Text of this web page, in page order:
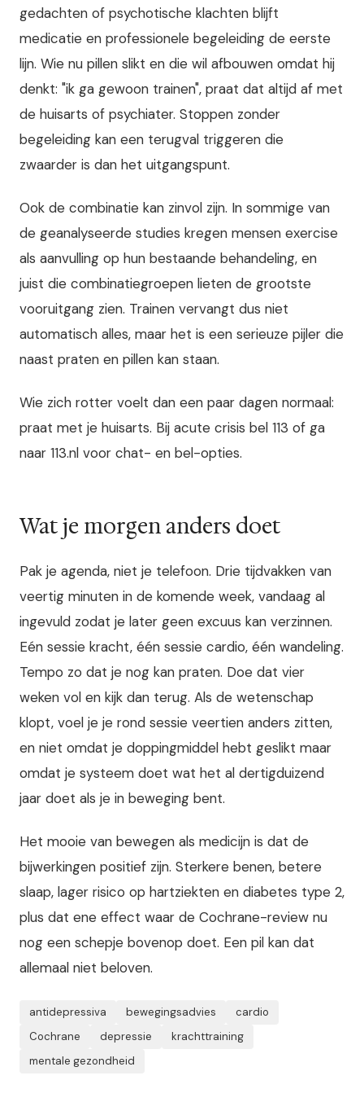
gedachten of psychotische klachten blijft
medicatie en professionele begeleiding de eerste
lijn. Wie nu pillen slikt en die wil afbouwen omdat hij
denkt: "ik ga gewoon trainen", praat dat altijd af met
de huisarts of psychiater. Stoppen zonder
begeleiding kan een terugval triggeren die
zwaarder is dan het uitgangspunt.
Ook de combinatie kan zinvol zijn. In sommige van
de geanalyseerde studies kregen mensen exercise
als aanvulling op hun bestaande behandeling, en
juist die combinatiegroepen lieten de grootste
vooruitgang zien. Trainen vervangt dus niet
automatisch alles, maar het is een serieuze pijler die
naast praten en pillen kan staan.
Wie zich rotter voelt dan een paar dagen normaal:
praat met je huisarts. Bij acute crisis bel 113 of ga
naar 113.nl voor chat- en bel-opties.
Wat je morgen anders doet
Pak je agenda, niet je telefoon. Drie tijdvakken van
veertig minuten in de komende week, vandaag al
ingevuld zodat je later geen excuus kan verzinnen.
Eén sessie kracht, één sessie cardio, één wandeling.
Tempo zo dat je nog kan praten. Doe dat vier
weken vol en kijk dan terug. Als de wetenschap
klopt, voel je je rond sessie veertien anders zitten,
en niet omdat je doppingmiddel hebt geslikt maar
omdat je systeem doet wat het al dertigduizend
jaar doet als je in beweging bent.
Het mooie van bewegen als medicijn is dat de
bijwerkingen positief zijn. Sterkere benen, betere
slaap, lager risico op hartziekten en diabetes type 2,
plus dat ene effect waar de Cochrane-review nu
nog een schepje bovenop doet. Een pil kan dat
allemaal niet beloven.
antidepressiva bewegingsadvies
cardio
Cochrane
depressie
krachttraining
mentale gezondheid